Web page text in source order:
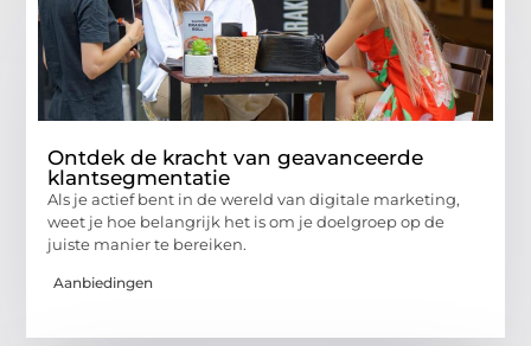
Ontdek de kracht van geavanceerde
klantsegmentatie
Als je actief bent in de wereld van digitale marketing,
weet je hoe belangrijk het is om je doelgroep op de
juiste manier te bereiken.
Aanbiedingen